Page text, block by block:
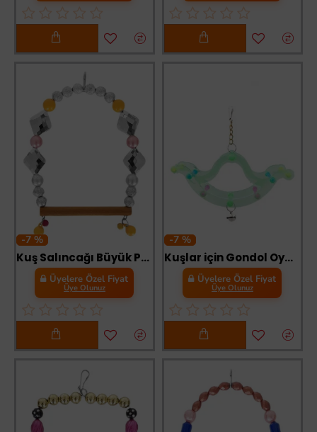
-7 %
Kuş Salıncağı Büyük Parlak Boncuklu 10-16 cm
Üyelere Özel Fiyat
Üye Olunuz
-7 %
Kuşlar için Gondol Oyuncak 5.5 cm x 15 cm
Üyelere Özel Fiyat
Üye Olunuz